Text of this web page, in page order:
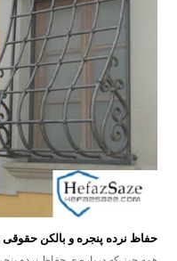
حفاظ نرده پنجره و بالکن حقوقی